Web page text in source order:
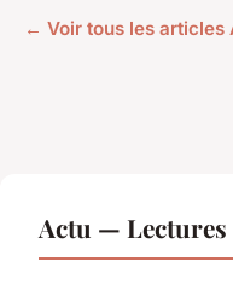
← Voir tous les articles
Actu —